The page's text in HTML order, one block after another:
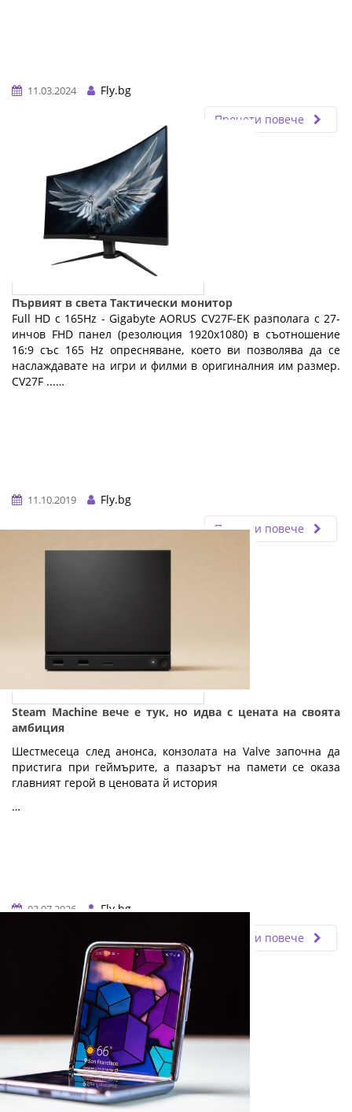
11.03.2024
Fly.bg
Прочети повече
Първият в света Тактически монитор
Full HD с 165Hz - Gigabyte AORUS CV27F-EK разполага с 27-
инчов FHD панел (резолюция 1920x1080) в съотношение
16:9 със 165 Hz опресняване, което ви позволява да се
наслаждавате на игри и филми в оригиналния им размер.
CV27F ...…
11.10.2019
Fly.bg
Прочети повече
Steam Machine вече е тук, но идва с цената на своята
амбиция
Шестмесеца след анонса, конзолата на Valve започна да
пристига при геймърите, а пазарът на памети се оказа
главният герой в ценовата й история
…
03.07.2026
Fly.bg
Прочети повече